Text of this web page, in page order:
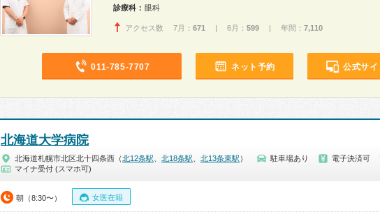
診療科： 眼科
アクセス数 7月： 671 | 6月： 599 | 年間： 7,110
011-785-7707 ネット予約 公式サイ
北海道大学病院
北海道札幌市北区北十四条西（北12条駅 北18条駅 北13条東駅 ） 駐車場あり
電子決済可
マイナ受付 (スマホ可)
朝（8:30〜） 女医在籍